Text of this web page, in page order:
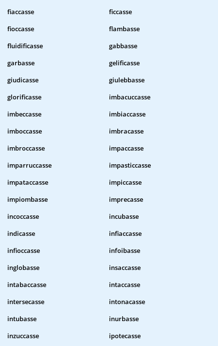
fiaccasse
ficcasse
fioccasse
flambasse
fluidificasse
gabbasse
garbasse
gelificasse
giudicasse
giulebbasse
glorificasse
imbacuccasse
imbeccasse
imbiaccasse
imboccasse
imbracasse
imbroccasse
impaccasse
imparruccasse
impasticcasse
impataccasse
impiccasse
impiombasse
imprecasse
incoccasse
incubasse
indicasse
infiaccasse
infioccasse
infoibasse
inglobasse
insaccasse
intabaccasse
intaccasse
intersecasse
intonacasse
intubasse
inurbasse
inzuccasse
ipotecasse